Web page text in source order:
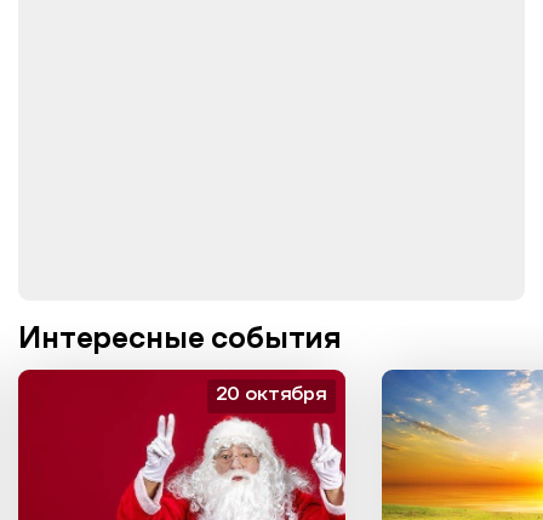
Интересные события
20 октября